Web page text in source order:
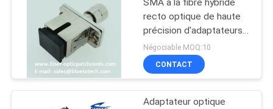
QUALITÉ
CONTACTEZ-
NOUS
circuit intégré
47
SMA à la fibre hybride
recto optique de haute
précision d'adaptateurs
de fibre de Sc SMA
optique à l'adaptateur de
Sc
Négociable MOQ:10
CONTACT
Adaptateur optique